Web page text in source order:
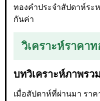
ทองคำประจำสัปดาห์ระ
กันค่า
วิเคราะห์ราคา
บทวิเคราะห์ภาพร
เมื่อสัปดาห์ที่ผ่านมา รา